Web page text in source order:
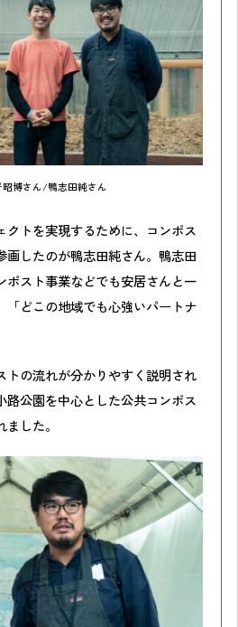
博さん/鴨志田純さん
クトを実現するために、コンポス
画したのが鴨志田純さん。鴨志田
ポスト事業などでも安居さんと一
「どこの地域でも心強いパートナ
トの流れが分かりやすく説明され
路公園を中心とした公共コンポス
した。